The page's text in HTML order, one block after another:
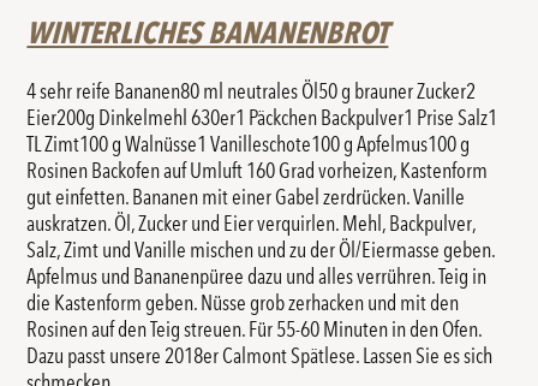
WINTERLICHES BANANENBROT
4 sehr reife Bananen80 ml neutrales Öl50 g brauner Zucker2
Eier200g Dinkelmehl 630er1 Päckchen Backpulver1 Prise Salz1
TL Zimt100 g Walnüsse1 Vanilleschote100 g Apfelmus100 g
Rosinen Backofen auf Umluft 160 Grad vorheizen, Kastenform
gut einfetten. Bananen mit einer Gabel zerdrücken. Vanille
auskratzen. Öl, Zucker und Eier verquirlen. Mehl, Backpulver,
Salz, Zimt und Vanille mischen und zu der Öl/Eiermasse geben.
Apfelmus und Bananenpüree dazu und alles verrühren. Teig in
die Kastenform geben. Nüsse grob zerhacken und mit den
Rosinen auf den Teig streuen. Für 55-60 Minuten in den Ofen.
Dazu passt unsere 2018er Calmont Spätlese. Lassen Sie es sich